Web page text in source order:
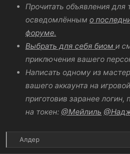
Прочитать объявления для
осведомлённым о
форуме.
Выбрать для себя биом и
приключения вашего
Написать одному из
вашего аккаунта на
приготовив заранее
на токен: @Мейлиль
Р
е
Алдер